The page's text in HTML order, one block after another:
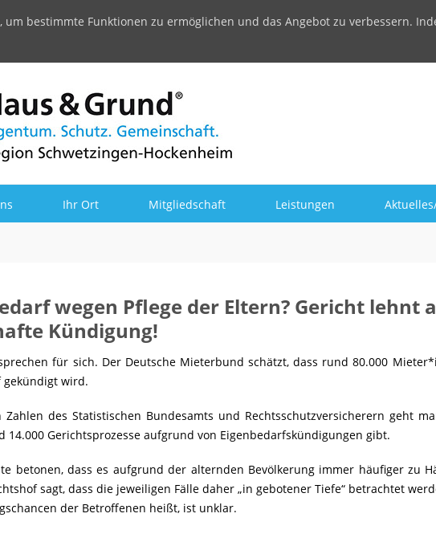
Ihr Ort Mitgliedschaft Leistungen
wegen Pflege der Eltern? Gericht lehnt
Kündigung!
für sich. Der Deutsche Mieterbund schätzt, dass rund 80.000
gekündigt wird.
Zahlen des Statistischen Bundesamts und Rechtsschutzversicherern geht
14.000 Gerichtsprozesse aufgrund von Eigenbedarfskündigungen gibt.
betonen, dass es aufgrund der alternden Bevölkerung immer häufiger zu
sagt, dass die jeweiligen Fälle daher „in gebotener Tiefe“ betrachtet
der Betroffenen heißt, ist unklar.
um bestimmte Funktionen zu ermöglichen und das Angebot zu verbessern.